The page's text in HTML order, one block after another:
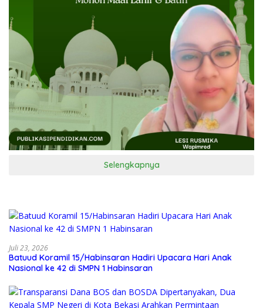
Selengkapnya
Juli 23, 2026
Batuud Koramil 15/Habinsaran Hadiri Upacara Hari Anak
Nasional ke 42 di SMPN 1 Habinsaran